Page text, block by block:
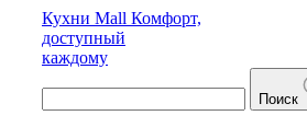
Кухни Mall Комфорт,
доступный
каждому
Поиск